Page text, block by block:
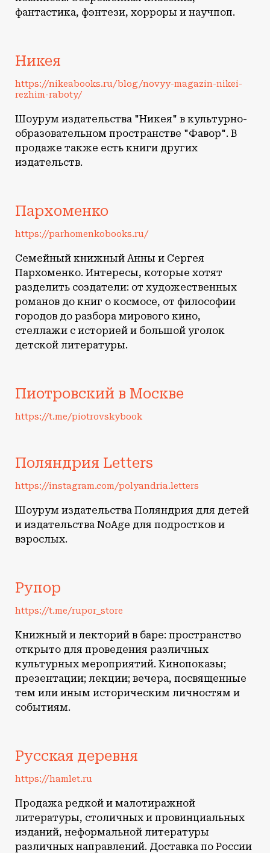
фантастика, фэнтези, хорроры и научпоп.
Никея
https://nikeabooks.ru/blog/novyy-magazin-nikei-
rezhim-raboty/
Шоурум издательства "Никея" в культурно-
образовательном пространстве "Фавор". В
продаже также есть книги других
издательств.
Пархоменко
https://parhomenkobooks.ru/
Семейный книжный Анны и Сергея
Пархоменко. Интересы, которые хотят
разделить создатели: от художественных
романов до книг о космосе, от философии
городов до разбора мирового кино,
стеллажи с историей и большой уголок
детской литературы.
Пиотровский в Москве
https://t.me/piotrovskybook
Поляндрия Letters
https://instagram.com/polyandria.letters
Шоурум издательства Поляндрия для детей
и издательства NoAge для подростков и
взрослых.
Рупор
https://t.me/rupor_store
Книжный и лекторий в баре: пространство
открыто для проведения различных
культурных мероприятий. Кинопоказы;
презентации; лекции; вечера, посвященные
тем или иным историческим личностям и
событиям.
Русская деревня
https://hamlet.ru
Продажа редкой и малотиражной
литературы, столичных и провинциальных
изданий, неформальной литературы
различных направлений. Доставка по России